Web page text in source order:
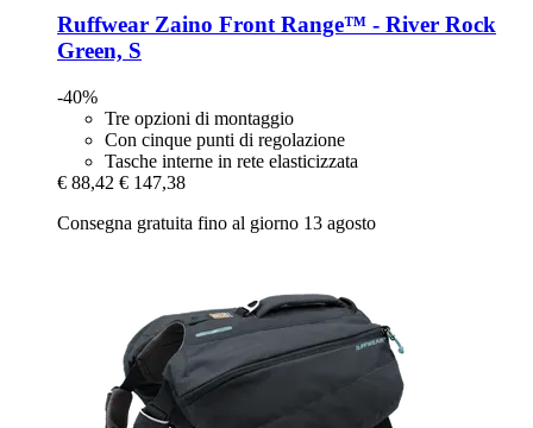
Ruffwear Zaino Front Range™ -​ River Rock
Green, S
-40%
Tre opzioni di montaggio
Con cinque punti di regolazione
Tasche interne in rete elasticizzata
€ 88,42 € 147,38
Consegna gratuita fino al giorno 13 agosto